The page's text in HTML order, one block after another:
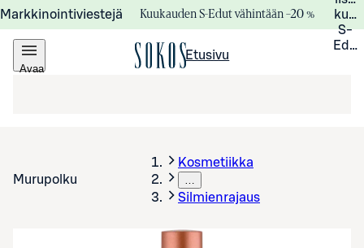
Markkinointiviestejä Kuukauden S-Edut vähintään –20 %
S-
Avaa
Etusivu
Murupolku
Kosmetiikka
…
Silmienrajaus